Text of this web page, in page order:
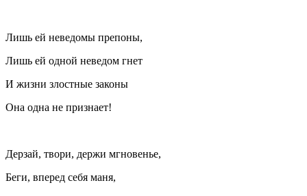
Лишь ей неведомы препоны,
Лишь ей одной неведом гнет
И жизни злостные законы
Она одна не признает!
Дерзай, твори, держи мгновенье,
Беги, вперед себя маня,